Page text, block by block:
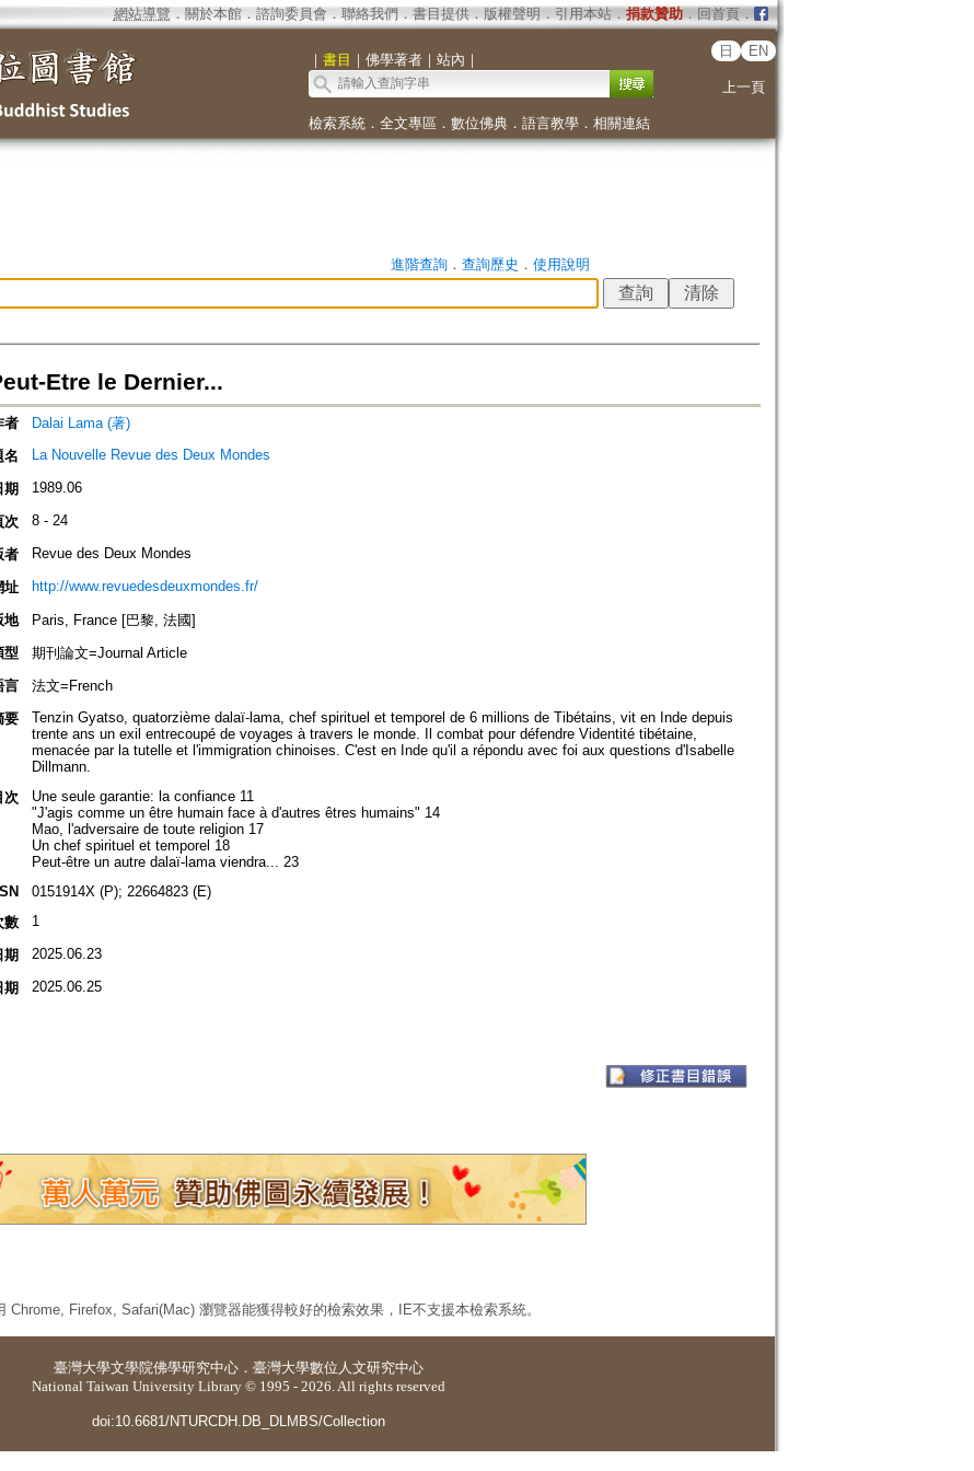
網站導覽 ． 關於本館． 諮詢委員會． 聯絡我們 ． 書目提供． 版權聲明 ． 引用本站． 捐款贊助．回首頁．
｜ 書目 ｜ 佛學著者｜ 站內 ｜
日 EN
上一頁
檢索系統． 全文專區 ． 數位佛典． 語言教學． 相關連結
進階查詢． 查詢歷史 ． 使用說明
Etre le Dernier...
者
Dalai Lama (著)
名
La Nouvelle Revue des Deux Mondes
期 1989.06
次 8 - 24
者 Revue des Deux Mondes
址 http://www.revuedesdeuxmondes.fr/
地
Paris, France [巴黎, 法國]
型
期刊論文=Journal Article
言
法文=French
要
Tenzin Gyatso, quatorzième dalaï-lama, chef spirituel et temporel de 6 millions de Tibétains, vit en Inde depuis
trente ans un exil entrecoupé de voyages à travers le monde. Il combat pour défendre Videntité tibétaine,
menacée par la tutelle et l'immigration chinoises. C'est en Inde qu'il a répondu avec foi aux questions d'Isabelle
Dillmann.
次
Une seule garantie: la confiance 11
"J'agis comme un être humain face à d'autres êtres humains" 14
Mao, l'adversaire de toute religion 17
Un chef spirituel et temporel 18
Peut-être un autre dalaï-lama viendra... 23
0151914X (P); 22664823 (E)
數
1
期 2025.06.23
期 2025.06.25
Chrome, Firefox, Safari(Mac) 瀏覽器能獲得較好的檢索效果，IE不支援本檢索系統。
臺灣大學文學院佛學研究中心 ． 臺灣大學數位人文研究中心
National Taiwan University Library © 1995 - 2026. All rights reserved
doi:10.6681/NTURCDH.DB_DLMBS/Collection